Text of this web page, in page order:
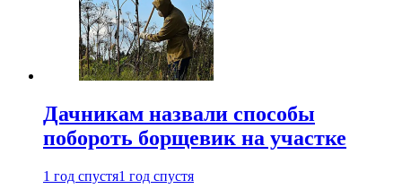
Дачникам назвали способы
побороть борщевик на участке
1 год спустя1 год спустя